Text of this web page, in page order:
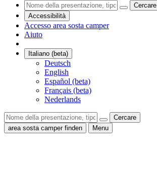
Cercare
Accessibilità
Accesso area sosta camper
Aiuto
Italiano (beta)
Deutsch
English
Español (beta)
Français (beta)
Nederlands
Cercare
area sosta camper finden
Menu